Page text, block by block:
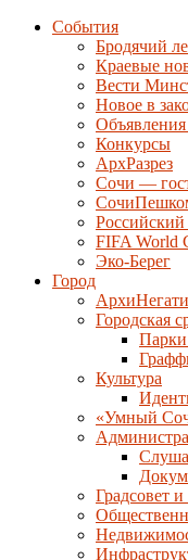
События
Бродячий
Краевые
Вести
Новое в
Конкурсы
АрхРазрез
Сочи —
FIFA World
Эко-Берег
Город
Городская
Культура
«Умный
Градсовет